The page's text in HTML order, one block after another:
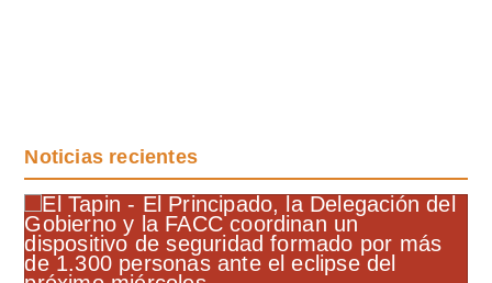
Noticias recientes